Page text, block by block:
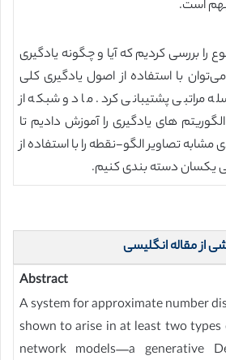
است.
را بررسی کردیم که آیا و چگونه یادگیری
با استفاده از اصول یادگیری کلی
پشتیبانی کرد. ما دو شبکه از
های یادگیری را آموزش دادیم تا
تصاویر الگو-نقطه را با استفاده از
یکسان دسته بندی کنیم.
از مقاله انگلیسی
Abstract
A system for approximate number
shown to arise in at least two types
network models—a generative